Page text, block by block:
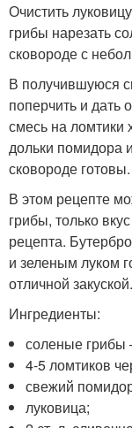
Очистить
грибы нарезать
сковороде с
В получившуюся
поперчить и
смесь на ломтики
дольки помидора
сковороде готовы.
В этом рецепте
грибы, только
рецепта.
и зеленым луком
отличной закуской.
Ингредиенты:
соленые грибы
4-5 ломтиков
свежий
луковица;